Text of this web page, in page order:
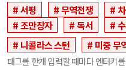
서평 무역전쟁
조만장자
독서
니콜라스 스턴
미중 무
태그를 한개 입력할 때마다 엔터키